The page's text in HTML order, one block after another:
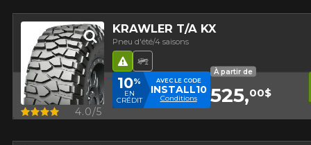
KRAWLER T/A KX
Pneu d'été/4 saisons
Hasard routier
Pneu Hors-Route
Aperçu 4.0/5
10%
EN
CRÉDIT
AVEC LE CODE
INSTALL10
Conditions
À partir de
525,00$